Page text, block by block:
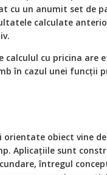
cu un anumit set de
calculate
calculul cu pricina are
în cazul unei funcţii
orientate obiect vine
Aplicaţiile sunt
întregul